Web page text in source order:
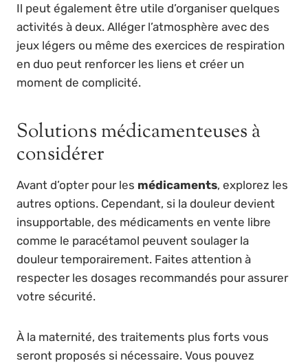
Il peut également être utile d’organiser quelques
activités à deux. Alléger l’atmosphère avec des
jeux légers ou même des exercices de respiration
en duo peut renforcer les liens et créer un
moment de complicité.
Solutions médicamenteuses à
considérer
Avant d’opter pour les médicaments, explorez les
autres options. Cependant, si la douleur devient
insupportable, des médicaments en vente libre
comme le paracétamol peuvent soulager la
douleur temporairement. Faites attention à
respecter les dosages recommandés pour assurer
votre sécurité.
À la maternité, des traitements plus forts vous
seront proposés si nécessaire. Vous pouvez